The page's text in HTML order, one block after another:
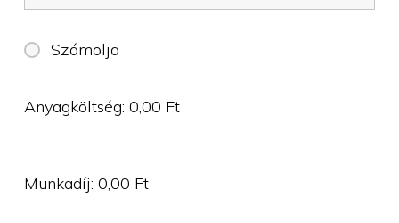
Számolja
Anyagköltség:0,00 Ft
Munkadíj:0,00 Ft